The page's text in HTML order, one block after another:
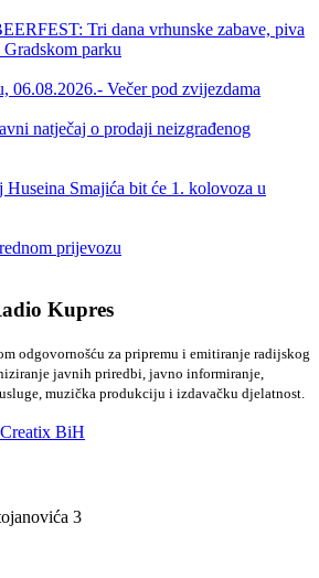
Tri dana vrhunske zabave, piva
parku
06.08.2026.- Večer pod zvijezdama
natječaj o prodaji neizgrađenog
Huseina Smajića bit će 1. kolovoza u
prijevozu
Kupres
odgovornošću za pripremu i emitiranje radijskog
javnih priredbi, javno informiranje,
muzička produkciju i izdavačku djelatnost.
Creatix BiH
3